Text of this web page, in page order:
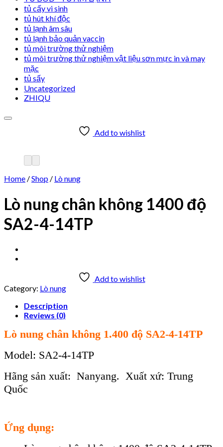
tủ cấy vi sinh
tủ hút khí độc
tủ lạnh âm sâu
tủ lạnh bảo quản vaccin
tủ môi trường thử nghiệm
tủ môi trường thử nghiệm vật liệu sơn mực in và may
mặc
tủ sấy
Uncategorized
ZHIQU
Add to wishlist
Home /Shop / Lò nung
Lò nung chân không 1400 độ
SA2-4-14TP
Add to wishlist
Category: Lò nung
Description
Reviews (0)
Lò nung chân không 1.400 độ SA2-4-14TP
Model: SA2-4-14TP
Hãng sản xuất: Nanyang. Xuất xứ: Trung
Quốc
Ứng dụng: